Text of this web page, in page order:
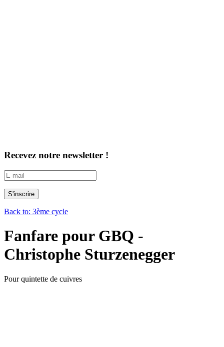
Recevez notre newsletter !
Back to: 3ème cycle
Fanfare pour GBQ -
Christophe Sturzenegger
Pour quintette de cuivres